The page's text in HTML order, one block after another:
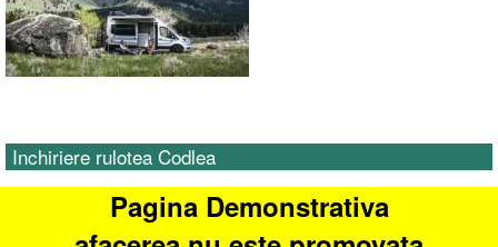
CONTACT
Inchiriere rulotea Codlea
Pagina Demonstrativa